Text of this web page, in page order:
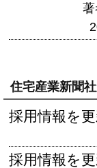
住宅産業新聞
採用情報を
採用情報を